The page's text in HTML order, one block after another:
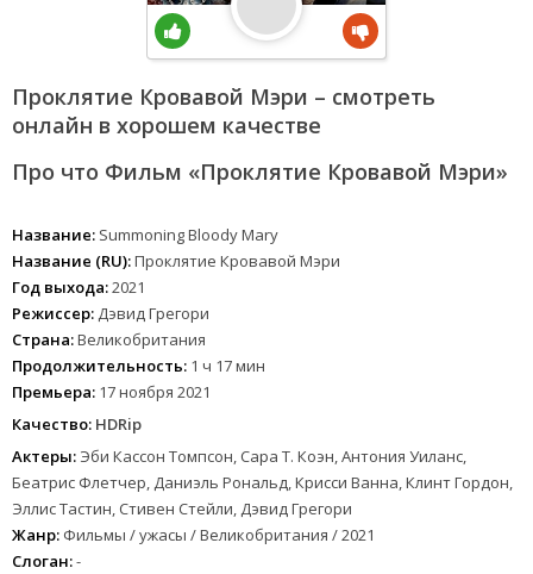
Проклятие Кровавой Мэри – смотреть
онлайн в хорошем качестве
Про что Фильм «Проклятие Кровавой Мэри»
Название: Summoning Bloody Mary
Название (RU):Проклятие Кровавой Мэри
Год выхода:2021
Режиссер: Дэвид Грегори
Страна:Великобритания
Продолжительность: 1 ч 17 мин
Премьера: 17 ноября 2021
Качество: HDRip
Актеры: Эби Кассон Томпсон, Сара Т. Коэн, Антония Уиланс,
Беатрис Флетчер, Даниэль Рональд, Крисси Ванна, Клинт Гордон,
Эллис Тастин, Стивен Стейли, Дэвид Грегори
Жанр: Фильмы / ужасы / Великобритания / 2021
Слоган:-